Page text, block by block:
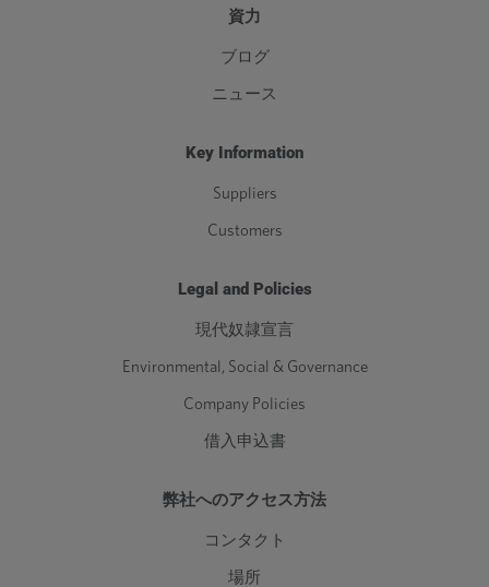
資力
ブログ
ニュース
Key Information
Suppliers
Customers
Legal and Policies
現代奴隷宣言
Environmental, Social & Governance
Company Policies
借入申込書
弊社へのアクセス方法
コンタクト
場所